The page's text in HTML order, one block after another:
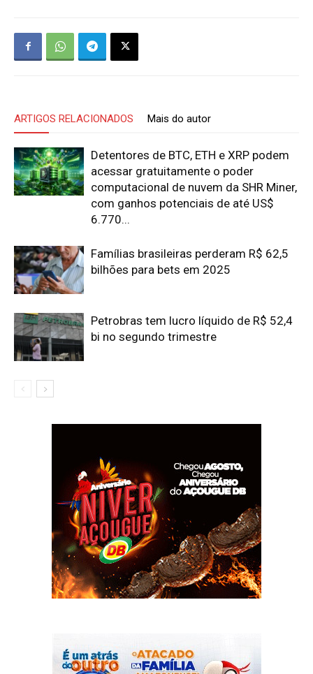
ARTIGOS RELACIONADOS Mais do autor
Detentores de BTC, ETH e XRP podem
acessar gratuitamente o poder
computacional de nuvem da SHR Miner,
com ganhos potenciais de até US$
6.770...
Famílias brasileiras perderam R$ 62,5
bilhões para bets em 2025
Petrobras tem lucro líquido de R$ 52,4
bi no segundo trimestre